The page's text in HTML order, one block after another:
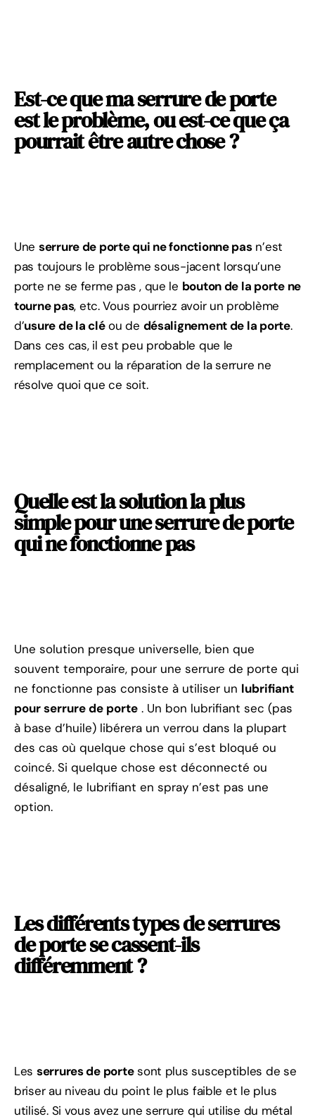
Est-ce que ma serrure de porte
est le problème, ou est-ce que ça
pourrait être autre chose ?
Une serrure de porte qui ne fonctionne pasn’est
pas toujours le problème sous-jacent lorsqu’une
porte ne se ferme pas , que le bouton de la porte ne
tourne pas, etc. Vous pourriez avoir un problème
d’usure de la cléou de désalignement de la porte.
Dans ces cas, il est peu probable que le
remplacement ou la réparation de la serrure ne
résolve quoi que ce soit.
Quelle est la solution la plus
simple pour une serrure de porte
qui ne fonctionne pas
Une solution presque universelle, bien que
souvent temporaire, pour une serrure de porte qui
ne fonctionne pas consiste à utiliser un lubrifiant
pour serrure de porte . Un bon lubrifiant sec (pas
à base d’huile) libérera un verrou dans la plupart
des cas où quelque chose qui s’est bloqué ou
coincé. Si quelque chose est déconnecté ou
désaligné, le lubrifiant en spray n’est pas une
option.
Les différents types de serrures
de porte se cassent-ils
différemment ?
Les serrures de portesont plus susceptibles de se
briser au niveau du point le plus faible et le plus
utilisé. Si vous avez une serrure qui utilise du métal